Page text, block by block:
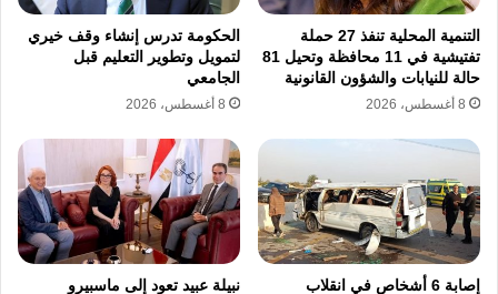
الفعلية التي سيغطيها المشروع من الفجوة
الغذائية الحالية.
الوفر المالي:
تحديد حجم الوفر المالي المتوقع
في الفاتورة الاستيرادية السنوية بالدولار
الأمريكي نتيجة إحلال المنتجات المحلية محل
المستوردة.
المستهدفات التصديرية:
المطالبة بإيجاز رقمي
التنمية المحلية تنفذ 27 حملة
تفتيشية في 11 محافظة وتحيل 81
حالة للنيابات والشؤون القانونية
8 أغسطس، 2026
الحكومة تدرس إنشاء وقف خيري
لتمويل وتطوير التعليم قبل
الجامعي
8 أغسطس، 2026
إصابة 6 أشخاص في انقلاب
نبيلة عبيد تعود إلى ماسبيرو